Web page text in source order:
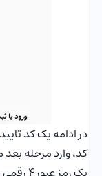
کد، وارد مرحله